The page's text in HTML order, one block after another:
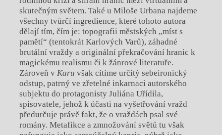
skutečným světem. Také u Miloše Urbana najdeme
všechny tvůrčí ingredience, které tohoto autora
dělají tím, čím je: topografii městských „míst s
pamětí“ (tentokrát Karlových Varů), záhadné
brutální vraždy a originální překračování hranic k
magickému realismu či k žánrové literatuře.
Zároveň v Karu však cítíme určitý sebeironický
odstup, patrný ve zřetelné inkarnaci autorského
subjektu do protagonisty Juliána Uřídila,
spisovatele, jehož k účasti na vyšetřování vražd
předurčuje právě fakt, že o vraždách psal své
romány. Metafikce a zmnožování světů tu však